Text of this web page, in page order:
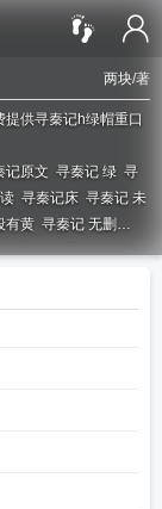
两块/著
供寻秦记h绿帽重口
记原文 寻秦记 绿 寻
寻秦记床 寻秦记 未
有黄 寻秦记 无删
吗寻秦记重口味绿冒